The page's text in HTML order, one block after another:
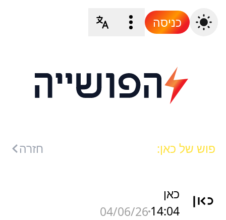
כניסה
פוש של כאן: חזרה
כאן
14:04
04/06/26